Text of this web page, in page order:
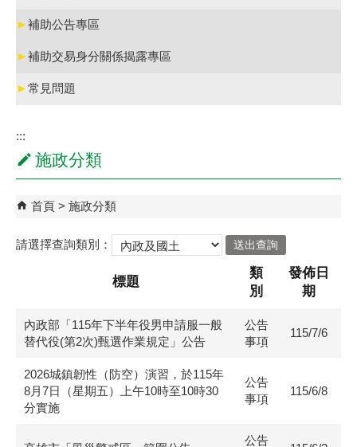
►補助公告專區
►補助交易身分關係揭露專區
►常見問題
:::
施政分類
首頁 施政分類
請選擇查詢類別：
標題
類
別
發佈日
期
內政部「115年下半年役男申請服一般
替代役(第2次)甄選作業規定」公告
公告
事項
115/7/6
2026城鎮韌性（防空）演習，於115年
8月7日（星期五）上午10時至10時30
分實施
公告
事項
115/6/8
公告